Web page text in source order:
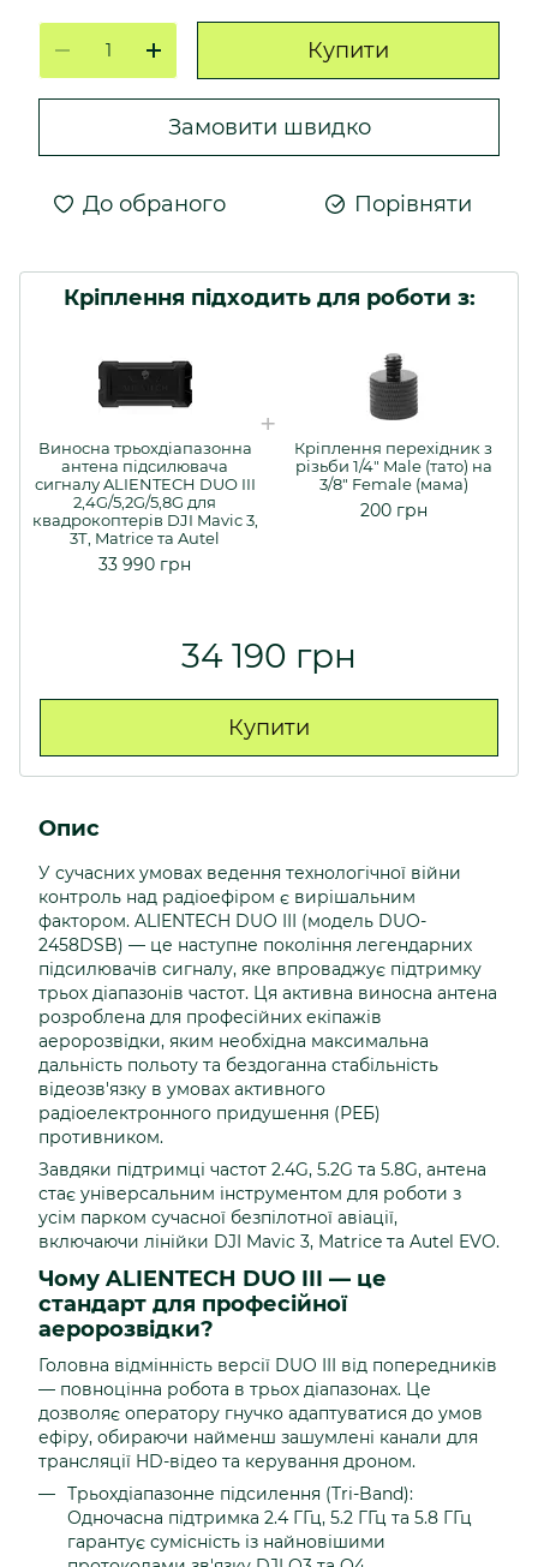
Купити
Замовити швидко
До обраного Порівняти
Кріплення підходить для роботи з:
Виносна трьохдіапазонна
антена підсилювача
сигналу ALIENTECH DUO III
2,4G/5,2G/5,8G для
квадрокоптерів DJI Mavic 3,
3Т, Matrice та Autel
33 990 грн
Кріплення перехідник з
різьби 1/4" Male (тато) на
3/8" Female (мама)
200 грн
34 190 грн
Купити
Опис
У сучасних умовах ведення технологічної війни
контроль над радіоефіром є вирішальним
фактором. ALIENTECH DUO III (модель DUO-
2458DSB) — це наступне покоління легендарних
підсилювачів сигналу, яке впроваджує підтримку
трьох діапазонів частот. Ця активна виносна антена
розроблена для професійних екіпажів
аеророзвідки, яким необхідна максимальна
дальність польоту та бездоганна стабільність
відеозв'язку в умовах активного
радіоелектронного придушення (РЕБ)
противником.
Завдяки підтримці частот 2.4G, 5.2G та 5.8G, антена
стає універсальним інструментом для роботи з
усім парком сучасної безпілотної авіації,
включаючи лінійки DJI Mavic 3, Matrice та Autel EVO.
Чому ALIENTECH DUO III — це
стандарт для професійної
аеророзвідки?
Головна відмінність версії DUO III від попередників
— повноцінна робота в трьох діапазонах. Це
дозволяє оператору гнучко адаптуватися до умов
ефіру, обираючи найменш зашумлені канали для
трансляції HD-відео та керування дроном.
Трьохдіапазонне підсилення (Tri-Band):
Одночасна підтримка 2.4 ГГц, 5.2 ГГц та 5.8 ГГц
гарантує сумісність із найновішими